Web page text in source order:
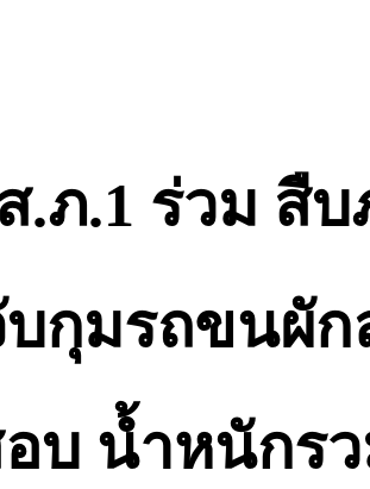
.ภ.1 ร่วม สื
กุมรถขนผัก
บ น้ำหนักร